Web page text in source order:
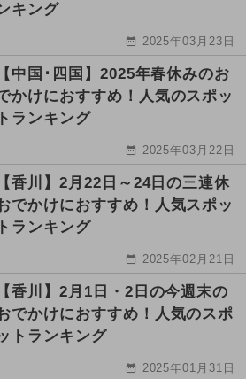
キング
2025年03月23日
【中国･四国】2025年春休みのお
かけにおすすめ！人気のスポッ
トランキング
2025年03月22日
【香川】2月22日～24日の三連休
でかけにおすすめ！人気スポッ
トランキング
2025年02月21日
【香川】2月1日・2日の今週末の
でかけにおすすめ！人気のスポ
トランキング
2025年01月31日